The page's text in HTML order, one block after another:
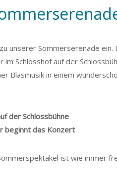
unserer Sommerserenade
Schlosshof auf der
Blasmusik in einem
der Schlossbühne
beginnt das Konzert
ist wie immer